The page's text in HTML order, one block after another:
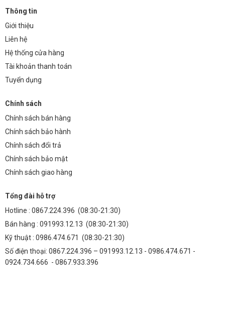
Thông tin
Giới thiệu
Liên hệ
Hệ thống cửa hàng
Tài khoản thanh toán
Tuyển dụng
Chính sách
Chính sách bán hàng
Chính sách bảo hành
Chính sách đổi trả
Chính sách bảo mật
Chính sách giao hàng
Tổng đài hỗ trợ
Hotline : 0867.224.396 (08:30-21:30)
Bán hàng : 091993.12.13 (08:30-21:30)
Kỹ thuật : 0986.474.671 (08:30-21:30)
Số điện thoại: 0867.224.396 – 091993.12.13 - 0986.474.671 -
0924.734.666 - 0867.933.396